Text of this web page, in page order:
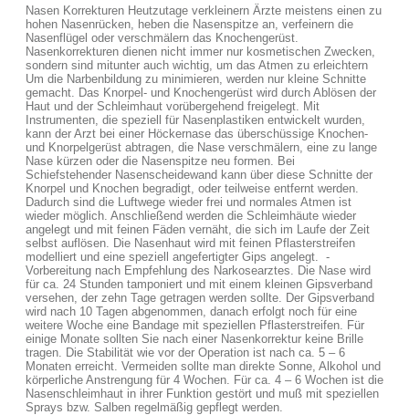
Nasen Korrekturen Heutzutage verkleinern Ärzte meistens einen zu
hohen Nasenrücken, heben die Nasenspitze an, verfeinern die
Nasenflügel oder verschmälern das Knochengerüst.
Nasenkorrekturen dienen nicht immer nur kosmetischen Zwecken,
sondern sind mitunter auch wichtig, um das Atmen zu erleichtern
Um die Narbenbildung zu minimieren, werden nur kleine Schnitte
gemacht. Das Knorpel- und Knochengerüst wird durch Ablösen der
Haut und der Schleimhaut vorübergehend freigelegt. Mit
Instrumenten, die speziell für Nasenplastiken entwickelt wurden,
kann der Arzt bei einer Höckernase das überschüssige Knochen-
und Knorpelgerüst abtragen, die Nase verschmälern, eine zu lange
Nase kürzen oder die Nasenspitze neu formen. Bei
Schiefstehender Nasenscheidewand kann über diese Schnitte der
Knorpel und Knochen begradigt, oder teilweise entfernt werden.
Dadurch sind die Luftwege wieder frei und normales Atmen ist
wieder möglich. Anschließend werden die Schleimhäute wieder
angelegt und mit feinen Fäden vernäht, die sich im Laufe der Zeit
selbst auflösen. Die Nasenhaut wird mit feinen Pflasterstreifen
modelliert und eine speziell angefertigter Gips angelegt. -
Vorbereitung nach Empfehlung des Narkosearztes. Die Nase wird
für ca. 24 Stunden tamponiert und mit einem kleinen Gipsverband
versehen, der zehn Tage getragen werden sollte. Der Gipsverband
wird nach 10 Tagen abgenommen, danach erfolgt noch für eine
weitere Woche eine Bandage mit speziellen Pflasterstreifen. Für
einige Monate sollten Sie nach einer Nasenkorrektur keine Brille
tragen. Die Stabilität wie vor der Operation ist nach ca. 5 – 6
Monaten erreicht. Vermeiden sollte man direkte Sonne, Alkohol und
körperliche Anstrengung für 4 Wochen. Für ca. 4 – 6 Wochen ist die
Nasenschleimhaut in ihrer Funktion gestört und muß mit speziellen
Sprays bzw. Salben regelmäßig gepflegt werden.